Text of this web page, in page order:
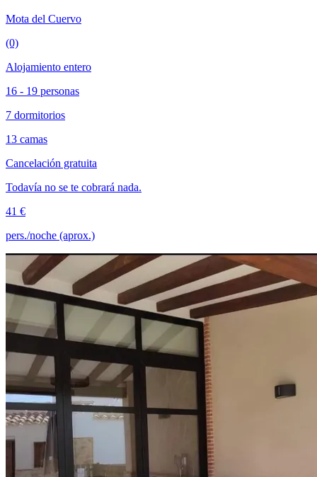
Mota del Cuervo
(0)
Alojamiento entero
16 - 19 personas
7 dormitorios
13 camas
Cancelación gratuita
Todavía no se te cobrará nada.
41 €
pers./noche (aprox.)